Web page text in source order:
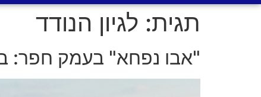
תגית: לגיון הנודד
"אבו נפחא" בעמק חפר: